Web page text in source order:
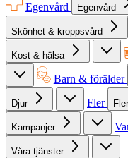
Egenvård
Egenvård
Skönhet & kroppsvård
Kost & hälsa
Barn & förälder
Djur Fler
Kampanjer
Våra tjänster